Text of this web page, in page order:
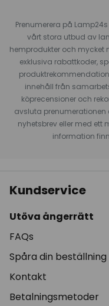
Prenumerera på
vårt stora utbud av
hemprodukter och mycket
exklusiva rabattkoder,
innehåll från
köprecensioner och
avsluta
nyhetsbrev eller med ett
information
Kundservice
Utöva ångerrätt
FAQs
Spåra din beställning
Kontakt
Betalningsmetoder